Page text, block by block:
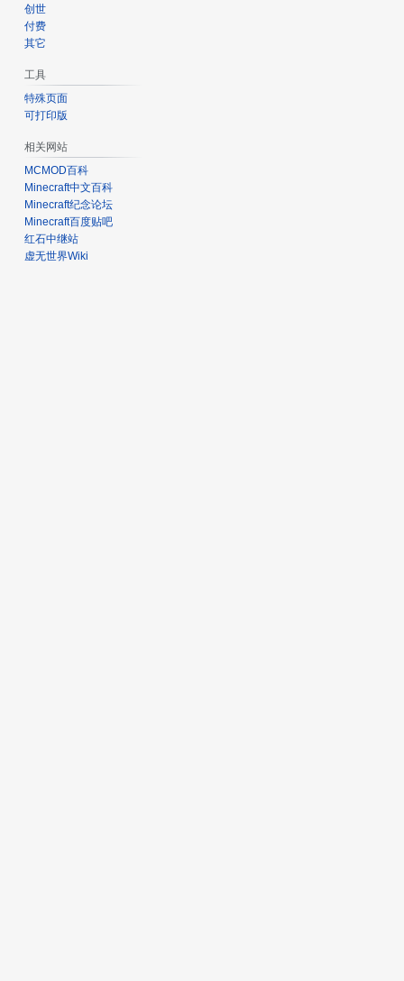
创世
付费
其它
工具
特殊页面
可打印版
相关网站
MCMOD百科
Minecraft中文百科
Minecraft纪念论坛
Minecraft百度贴吧
红石中继站
虚无世界Wiki